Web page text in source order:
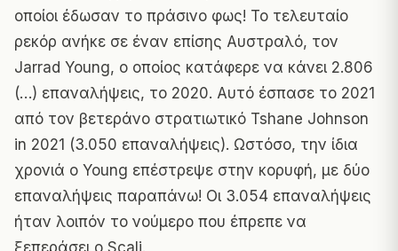
οποίοι έδωσαν το πράσινο φως! Το τελευταίο
ρεκόρ ανήκε σε έναν επίσης Αυστραλό, τον
Jarrad Young, ο οποίος κατάφερε να κάνει 2.806
(…) επαναλήψεις, το 2020. Αυτό έσπασε το 2021
από τον βετεράνο στρατιωτικό Tshane Johnson
in 2021 (3.050 επαναλήψεις). Ωστόσο, την ίδια
χρονιά ο Young επέστρεψε στην κορυφή, με δύο
επαναλήψεις παραπάνω! Οι 3.054 επαναλήψεις
ήταν λοιπόν το νούμερο που έπρεπε να
ξεπεράσει ο Scali.